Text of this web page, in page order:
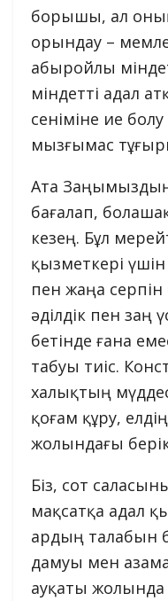
борышы, ал
орындау –
абыройлы
міндетті адал
сеніміне ие
мызғымас
Ата
бағалап,
кезең. Бұл
қызметкері
пен жаңа серпін
әділдік пен заң
бетінде ғана
табуы тиіс.
халықтың
қоғам құру,
жолындағы
Біз, сот
мақсатқа адал
ардың талабын
дамуы мен
ауқаты жолында